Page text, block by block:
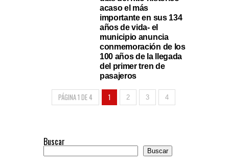
acaso el más
importante en sus 134
años de vida- el
municipio anuncia
conmemoración de los
100 años de la llegada
del primer tren de
pasajeros
PÁGINA 1 DE 4 1 2 3 4
Buscar
Buscar